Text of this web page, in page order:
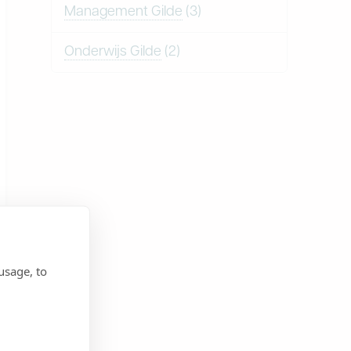
to
Management Gilde (3)
Onderwijs Gilde (2)